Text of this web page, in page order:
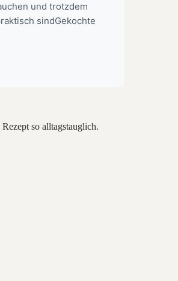
und trotzdem
sindGekochte
so alltagstauglich.